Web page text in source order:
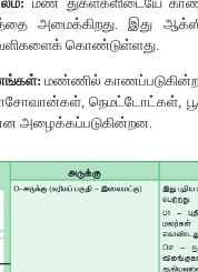
நேரடியான
எரிதலால்
ஊட்டச்சத்து சுழற்சி,
மற்றும்